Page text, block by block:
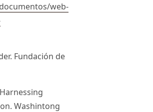
web-
Fundación de
Washintong